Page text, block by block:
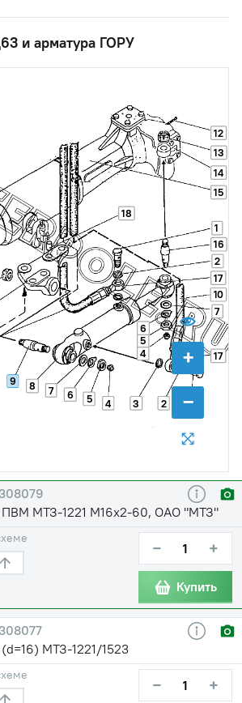
и арматура ГОРУ
+
−
1
1
2
2
3
4
4
5
5
6
6
7
7
8
9
10
12
13
14
15
16
17
17
18
ПВМ МТЗ-1221 М16х2-60, ОАО "МТЗ"
− +
Купить
(d=16) МТЗ-1221/1523
− +